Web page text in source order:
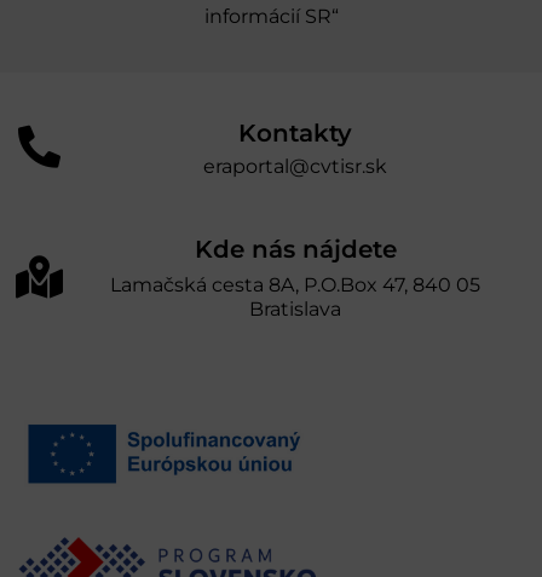
informácií SR“
Kontakty
eraportal@cvtisr.sk
Kde nás nájdete
Lamačská cesta 8A, P.O.Box 47, 840 05
Bratislava